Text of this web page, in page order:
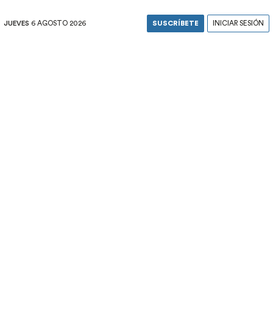
JUEVES 6 AGOSTO 2026 SUSCRÍBETE INICIAR SESIÓN